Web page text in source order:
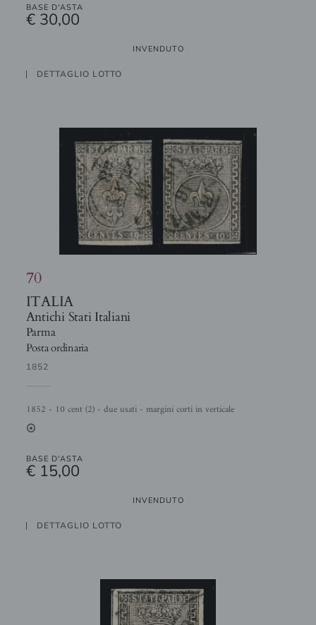
BASE D'ASTA
€ 30,00
INVENDUTO
DETTAGLIO LOTTO
70
ITALIA
Antichi Stati Italiani
Parma
Posta ordinaria
1852
1852 - 10 cent (2) - due usati - margini corti in verticale
2
BASE D'ASTA
€ 15,00
INVENDUTO
DETTAGLIO LOTTO